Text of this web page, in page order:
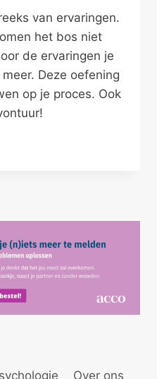
van ervaringen.
het bos niet
de ervaringen je
Deze oefening
op je proces. Ook
Over ons